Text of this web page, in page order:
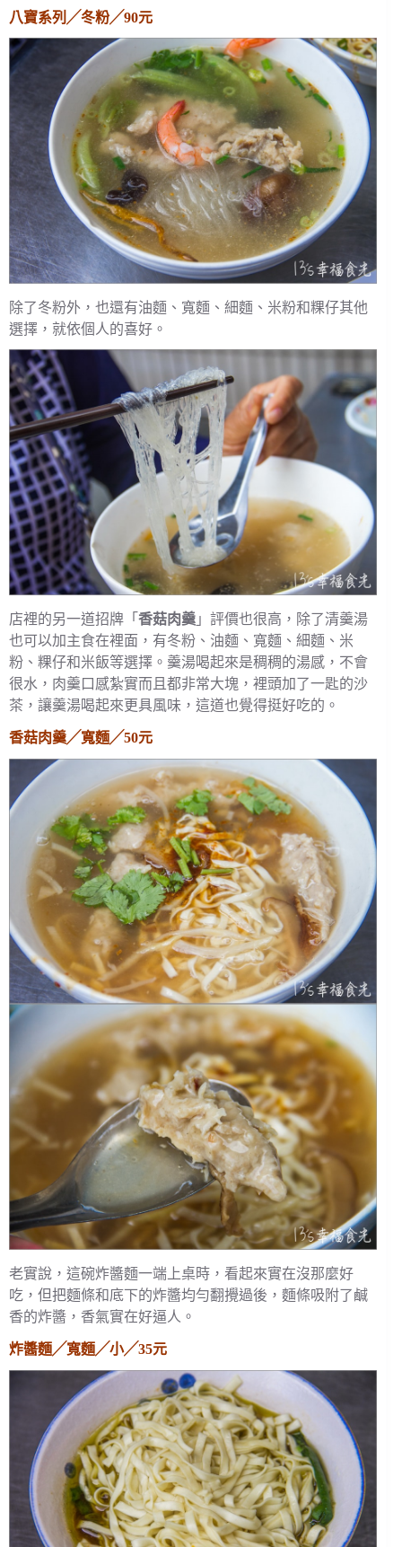
八寶系列╱冬粉╱90元
除了冬粉外，也還有油麵、寬麵、細麵、米粉和粿仔其他
選擇，就依個人的喜好。
店裡的另一道招牌「 香菇肉羹 」評價也很高，除了清羹湯
也可以加主食在裡面，有冬粉、油麵、寬麵、細麵、米
粉、粿仔和米飯等選擇。羹湯喝起來是稠稠的湯感，不會
很水，肉羹口感紮實而且都非常大塊，裡頭加了一匙的沙
茶，讓羹湯喝起來更具風味，這道也覺得挺好吃的。
香菇肉羹╱寬麵╱50元
老實說，這碗炸醬麵一端上桌時，看起來實在沒那麼好
吃，但把麵條和底下的炸醬均勻翻攪過後，麵條吸附了鹹
香的炸醬，香氣實在好逼人。
炸醬麵╱寬麵╱小╱35元